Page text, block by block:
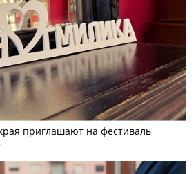
приглашают на фестиваль